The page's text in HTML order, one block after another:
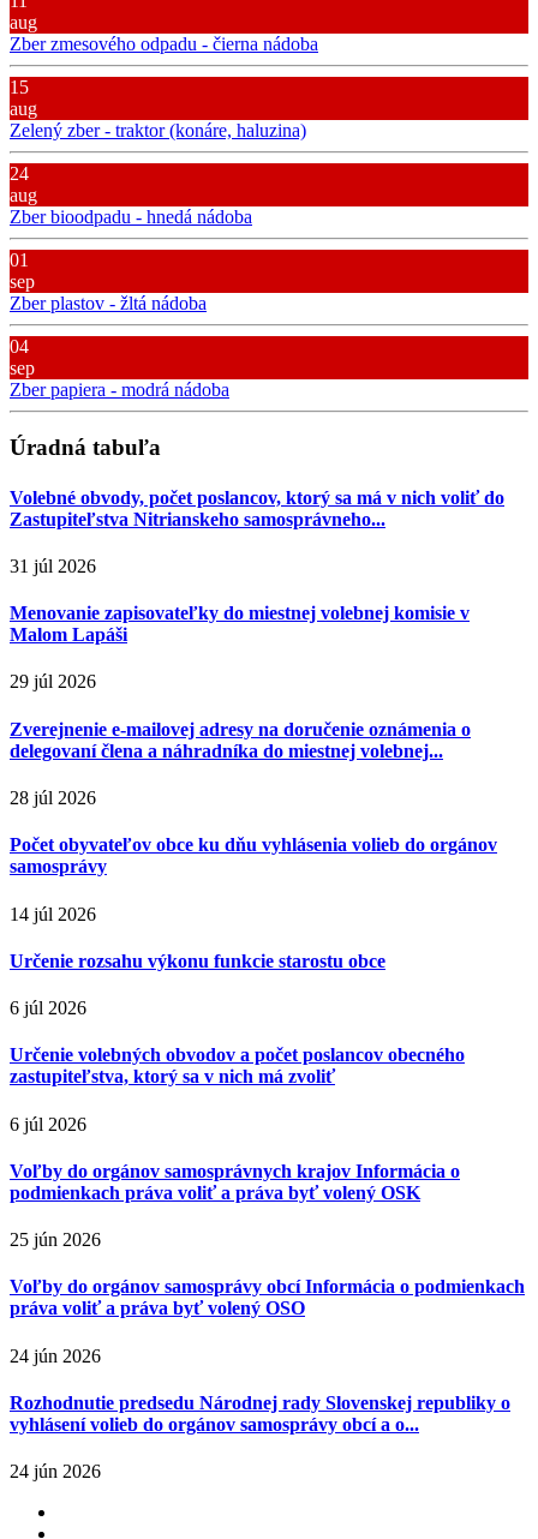
aug
Zber zmesového odpadu - čierna nádoba
15
aug
Zelený zber - traktor (konáre, haluzina)
24
aug
Zber bioodpadu - hnedá nádoba
01
sep
Zber plastov - žltá nádoba
04
sep
Zber papiera - modrá nádoba
Úradná tabuľa
Volebné obvody, počet poslancov, ktorý sa má v nich voliť do
Zastupiteľstva Nitrianskeho samosprávneho...
31 júl 2026
Menovanie zapisovateľky do miestnej volebnej komisie v
Malom Lapáši
29 júl 2026
Zverejnenie e-mailovej adresy na doručenie oznámenia o
delegovaní člena a náhradníka do miestnej volebnej...
28 júl 2026
Počet obyvateľov obce ku dňu vyhlásenia volieb do orgánov
samosprávy
14 júl 2026
Určenie rozsahu výkonu funkcie starostu obce
6 júl 2026
Určenie volebných obvodov a počet poslancov obecného
zastupiteľstva, ktorý sa v nich má zvoliť
6 júl 2026
Voľby do orgánov samosprávnych krajov Informácia o
podmienkach práva voliť a práva byť volený OSK
25 jún 2026
Voľby do orgánov samosprávy obcí Informácia o podmienkach
práva voliť a práva byť volený OSO
24 jún 2026
Rozhodnutie predsedu Národnej rady Slovenskej republiky o
vyhlásení volieb do orgánov samosprávy obcí a o...
24 jún 2026